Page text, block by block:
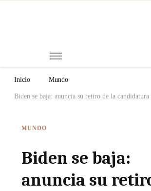
Inicio Mundo
Biden se baja: anuncia su retiro de la candidatura
MUNDO
Biden se baja:
anuncia su